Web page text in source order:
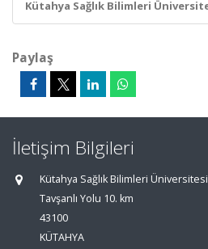
Kütahya Sağlık Bilimleri
Paylaş
İletişim Bilgileri
Kütahya Sağlık Bilimleri
Tavşanlı Yolu 10. km
43100
KÜTAHYA